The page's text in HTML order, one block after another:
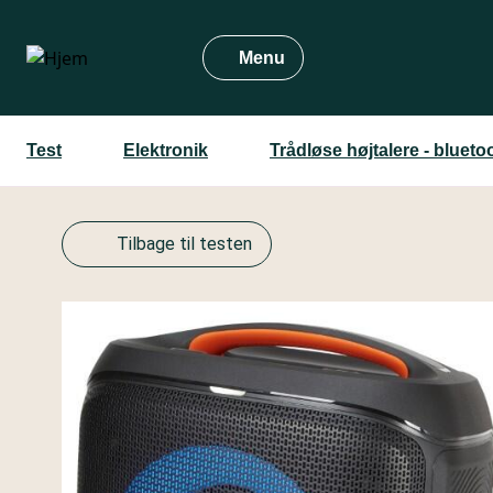
hovedindhold
Menu
Test Elektronik Trådløse højtalere -
Tilbage til testen